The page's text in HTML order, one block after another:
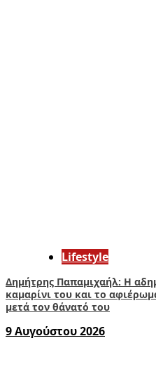
Lifestyle
Δημήτρης Παπαμιχαήλ: Η
καμαρίνι του και το
μετά τον θάνατό του
9 Αυγούστου 2026